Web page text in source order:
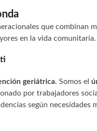
que combinan
en la vida comunitaria.
geriátrica. Somos el
por trabajadores
según